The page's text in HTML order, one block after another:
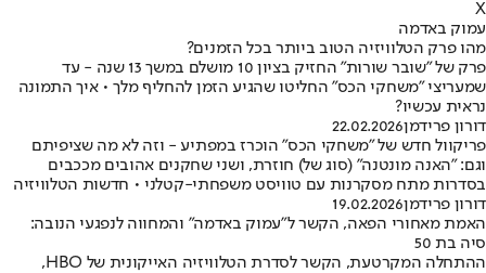
X
עמוק באדמה
מהו פרק הטלוויזיה הטוב ביותר בכל הזמנים?
פרק של "שובר שורות" החזיק בציון 10 מושלם במשך 13 שנה - עד
שמעריצי "משחקי הכס" החליטו שהגיע הזמן להחליף מלך • איך התמונה
נראית עכשיו?
דורון פרידמן22.02.2026
פריקוול חדש של "משחקי הכס" הוכרז במפתיע - וזה לא מה שציפיתם
וגם: "האנה מונטנה" (סוג של) חוזרת, ושני שחקנים אהובים מככבים
בסדרות מתח מסקרנות עם טוויסט משפחתי-קטלני • חדשות הטלוויזיה
דורון פרידמן19.02.2026
האמת מאחורי הפאה, הקשר ל"עמוק באדמה" והמחווה לנפגעי הנובה:
סיה בת 50
ההתחלה המקרטעת, הקשר לסדרת הטלוויזיה האייקונית של HBO,